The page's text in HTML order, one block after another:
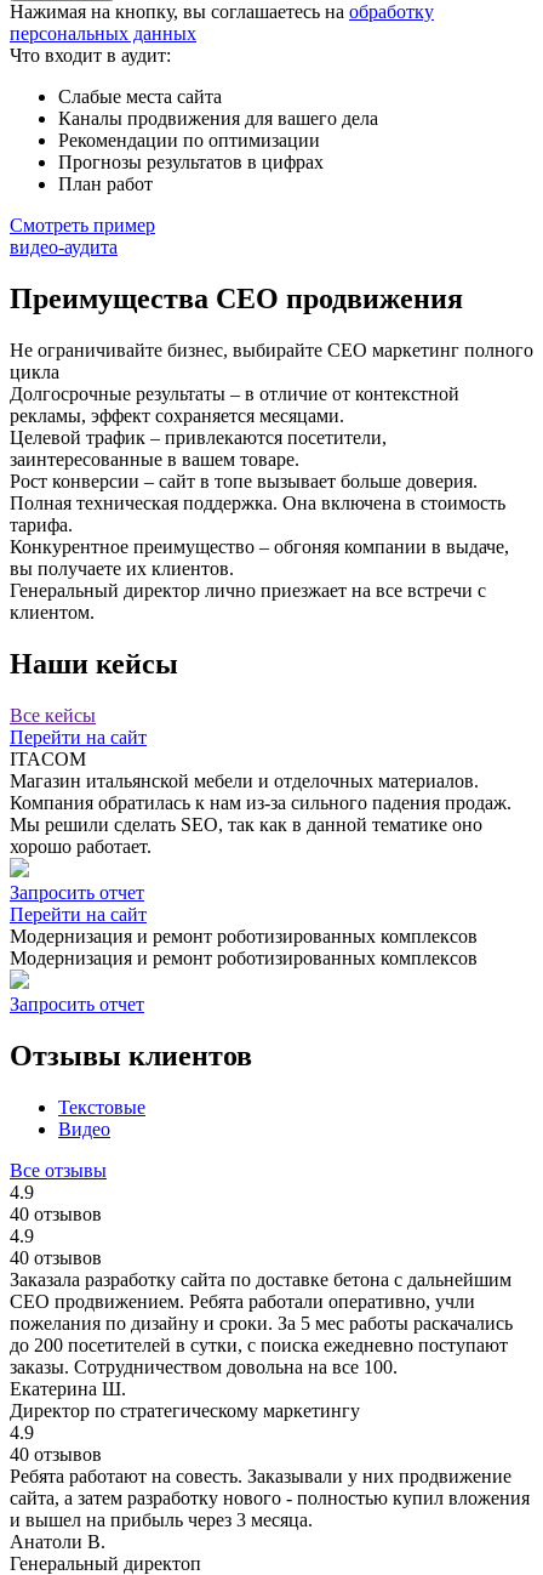
Нажимая на кнопку, вы соглашаетесь на обработку
персональных данных
Что входит в аудит:
Слабые места сайта
Каналы продвижения для вашего дела
Рекомендации по оптимизации
Прогнозы результатов в цифрах
План работ
Смотреть пример
видео-аудита
Преимущества СЕО продвижения
Не ограничивайте бизнес, выбирайте СЕО маркетинг полного
цикла
Долгосрочные результаты – в отличие от контекстной
рекламы, эффект сохраняется месяцами.
Целевой трафик – привлекаются посетители,
заинтересованные в вашем товаре.
Рост конверсии – сайт в топе вызывает больше доверия.
Полная техническая поддержка. Она включена в стоимость
тарифа.
Конкурентное преимущество – обгоняя компании в выдаче,
вы получаете их клиентов.
Генеральный директор лично приезжает на все встречи с
клиентом.
Наши кейсы
Все кейсы
Перейти на сайт
ITACOM
Магазин итальянской мебели и отделочных материалов.
Компания обратилась к нам из-за сильного падения продаж.
Мы решили сделать SEO, так как в данной тематике оно
хорошо работает.
Запросить отчет
Перейти на сайт
Модернизация и ремонт роботизированных комплексов
Модернизация и ремонт роботизированных комплексов
Запросить отчет
Отзывы клиентов
Текстовые
Видео
Все отзывы
4.9
40 отзывов
4.9
40 отзывов
Заказала разработку сайта по доставке бетона с дальнейшим
СЕО продвижением. Ребята работали оперативно, учли
пожелания по дизайну и сроки. За 5 мес работы раскачались
до 200 посетителей в сутки, с поиска ежедневно поступают
заказы. Сотрудничеством довольна на все 100.
Екатерина Ш.
Директор по стратегическому маркетингу
4.9
40 отзывов
Ребята работают на совесть. Заказывали у них продвижение
сайта, а затем разработку нового - полностью купил вложения
и вышел на прибыль через 3 месяца.
Анатоли В.
Генеральный директоп